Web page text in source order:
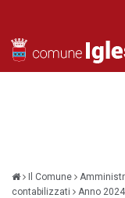
Il Comune
contabilizzati
Anno 2024